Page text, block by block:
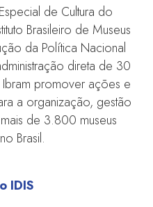
de Cultura do
Brasileiro de Museus
da Política Nacional
direta de 30
promover ações e
a organização, gestão
de 3.800 museus
Brasil.
IDIS